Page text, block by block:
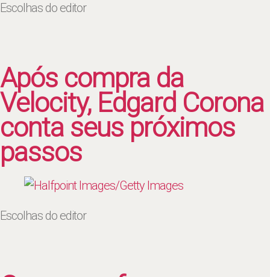
Escolhas do editor
Após compra da
Velocity, Edgard Corona
conta seus próximos
passos
Escolhas do editor